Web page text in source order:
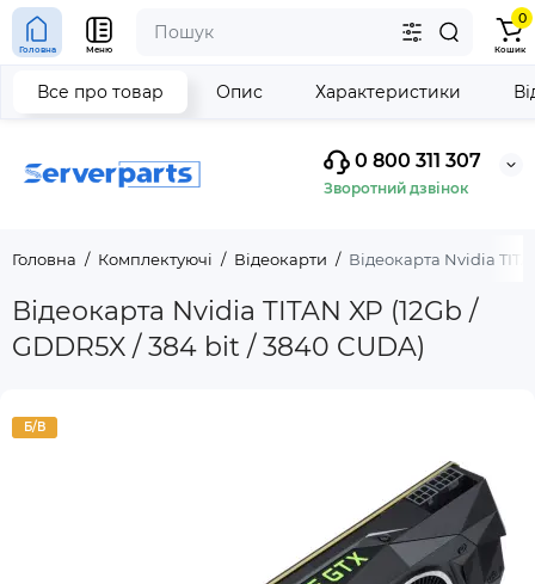
0 800 311 307
Зворотний дзвінок
Головна Меню
0
Кошик
Головна Комплектуючі Відеокарти Відеокарта Nvidia
Відеокарта Nvidia TITAN XP (12Gb /
GDDR5X / 384 bit / 3840 CUDA)
Все про товар Опис Характеристики
Б/В